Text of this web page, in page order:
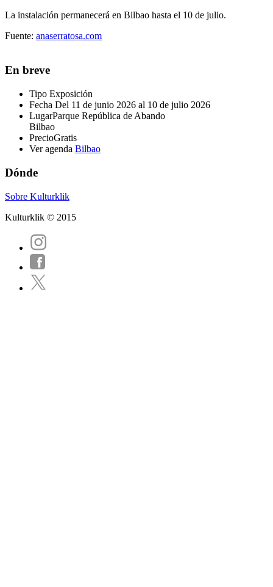
La instalación permanecerá en Bilbao hasta el 10 de julio.
Fuente: anaserratosa.com
En breve
Tipo Exposición
Fecha Del 11 de junio 2026 al 10 de julio 2026
LugarParque República de Abando
Bilbao
PrecioGratis
Ver agenda Bilbao
Dónde
Sobre Kulturklik
Kulturklik © 2015